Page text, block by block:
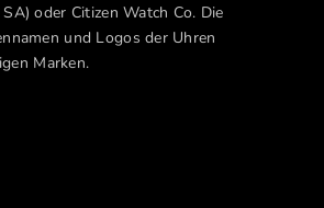
oder Citizen Watch Co. Die
und Logos der Uhren
Marken.